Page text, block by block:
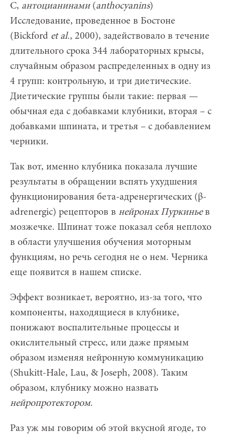
С, антоцианинами(anthocyanins)
Исследование, проведенное в Бостоне
(Bickford et al., 2000), задействовало в течение
длительного срока 344 лабораторных крысы,
случайным образом распределенных в одну из
4 групп: контрольную, и три диетические.
Диетические группы были такие: первая —
обычная еда с добавками клубники, вторая – с
добавками шпината, и третья – с добавлением
черники.
Так вот, именно клубника показала лучшие
результаты в обращении вспять ухудшения
функционирования бета-адренергических (β-
adrenergic) рецепторов в нейронах Пуркиньев
мозжечке. Шпинат тоже показал себя неплохо
в области улучшения обучения моторным
функциям, но речь сегодня не о нем. Черника
еще появится в нашем списке.
Эффект возникает, вероятно, из-за того, что
компоненты, находящиеся в клубнике,
понижают воспалительные процессы и
окислительный стресс, или даже прямым
образом изменяя нейронную коммуникацию
(Shukitt-Hale, Lau, & Joseph, 2008). Таким
образом, клубнику можно назвать
нейропротектором.
Раз уж мы говорим об этой вкусной ягоде, то